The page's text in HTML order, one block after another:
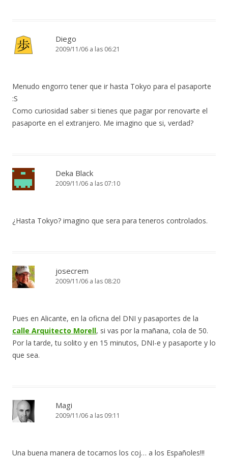
Diego
2009/11/06 a las 06:21
Menudo engorro tener que ir hasta Tokyo para el pasaporte
:S
Como curiosidad saber si tienes que pagar por renovarte el
pasaporte en el extranjero. Me imagino que si, verdad?
Deka Black
2009/11/06 a las 07:10
¿Hasta Tokyo? imagino que sera para teneros controlados.
josecrem
2009/11/06 a las 08:20
Pues en Alicante, en la oficna del DNI y pasaportes de la
calle Arquitecto Morell, si vas por la mañana, cola de 50.
Por la tarde, tu solito y en 15 minutos, DNI-e y pasaporte y lo
que sea.
Magi
2009/11/06 a las 09:11
Una buena manera de tocarnos los coj… a los Españoles!!!